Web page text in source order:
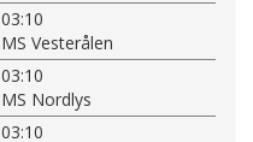
03:10
MS Vesterålen
03:10
MS Nordlys
03:10